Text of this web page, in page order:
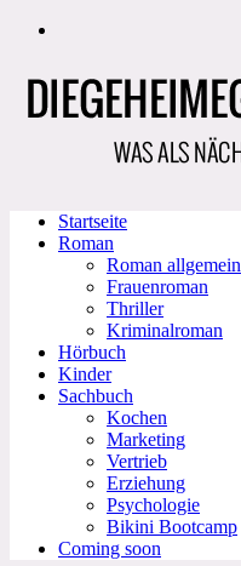
Zum
Startseite
Roman
Roman allgemein
Frauenroman
Thriller
Kriminalroman
Hörbuch
Kinder
Sachbuch
Kochen
Marketing
Vertrieb
Erziehung
Psychologie
Bikini Bootcamp
Coming soon